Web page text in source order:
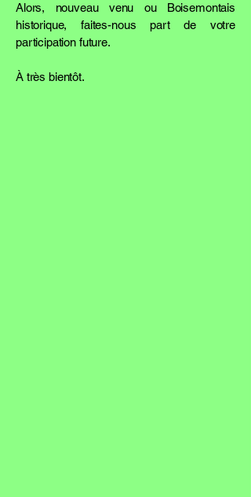
Alors, nouveau venu ou Boisemontais
historique, faites-nous part de votre
participation future.
À très bientôt.